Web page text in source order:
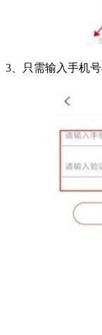
3、只需输入手机